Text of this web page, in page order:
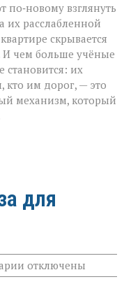
по‑новому взглянуть
расслабленной
скрывается
И чем больше учёные
становится: их
кто им дорог, — это
механизм, который
для
к
записи
отключены